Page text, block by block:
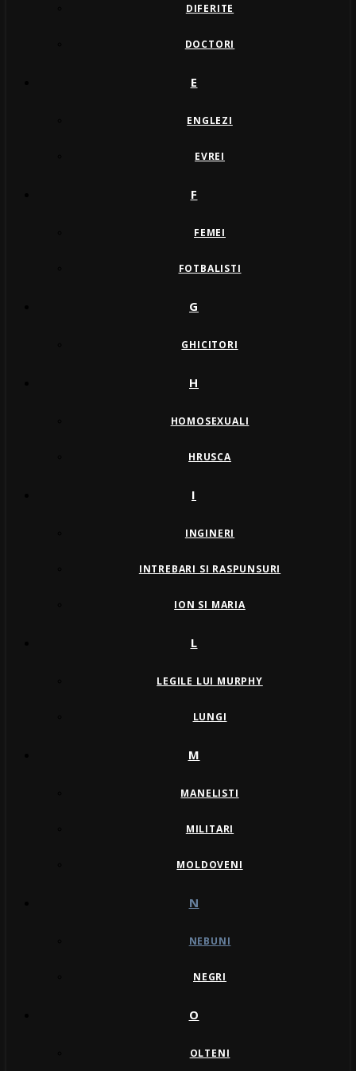
DIFERITE
DOCTORI
E
ENGLEZI
EVREI
F
FEMEI
FOTBALISTI
G
GHICITORI
H
HOMOSEXUALI
HRUSCA
I
INGINERI
INTREBARI SI RASPUNSURI
ION SI MARIA
L
LEGILE LUI MURPHY
LUNGI
M
MANELISTI
MILITARI
MOLDOVENI
N
NEBUNI
NEGRI
O
OLTENI